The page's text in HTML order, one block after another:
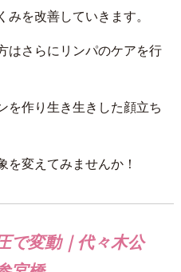
を改善していきます。
はさらにリンパのケアを行
を作り生き生きした顔立ち
を変えてみませんか！
で変動｜代々木公